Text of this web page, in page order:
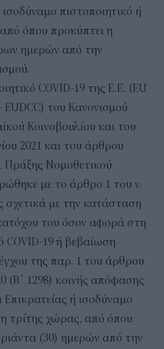
πιστοποιητικό ή
όπου προκύπτει η
ημερών από την
COVID-19 της Ε.Ε. (EU
του Κανονισμού
Κοινοβουλίου και του
2021 και του άρθρου
Πράξης Νομοθετικού
με το άρθρο 1 του ν.
σχετικά με την κατάσταση
του όσον αφορά στη
19 ή βεβαίωση
της παρ. 1 του άρθρου
(Β΄ 1298) κοινής απόφασης
ή ισοδύναμο
τρίτης χώρας, από όπου
(30) ημερών από την